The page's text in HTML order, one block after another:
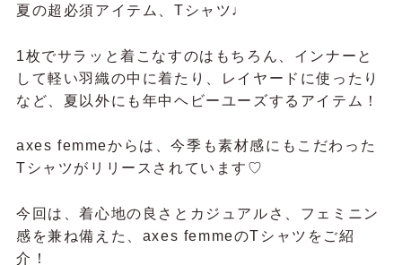
夏の超必須アイテム、Tシャツ♩
1枚でサラッと着こなすのはもちろん、インナーと
して軽い羽織の中に着たり、レイヤードに使ったり
など、夏以外にも年中ヘビーユーズするアイテム！
axes femmeからは、今季も素材感にもこだわった
Tシャツがリリースされています♡
今回は、着心地の良さとカジュアルさ、フェミニン
感を兼ね備えた、axes femmeのTシャツをご紹
介！